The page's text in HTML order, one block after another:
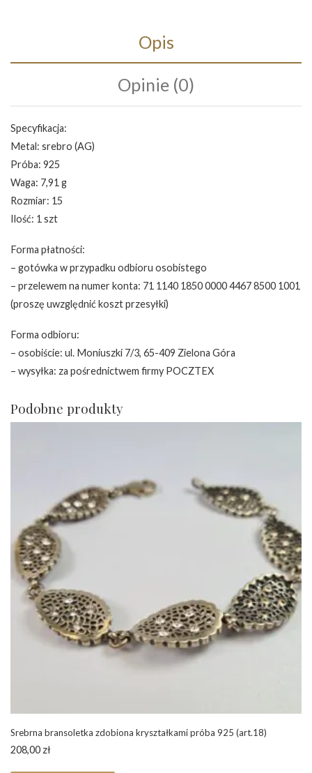
Opis
Opinie (0)
Specyfikacja:
Metal: srebro (AG)
Próba: 925
Waga: 7,91 g
Rozmiar: 15
Ilość: 1 szt
Forma płatności:
– gotówka w przypadku odbioru osobistego
– przelewem na numer konta: 71 1140 1850 0000 4467 8500 1001
(proszę uwzględnić koszt przesyłki)
Forma odbioru:
– osobiście: ul. Moniuszki 7/3, 65-409 Zielona Góra
– wysyłka: za pośrednictwem firmy POCZTEX
Podobne produkty
Srebrna bransoletka zdobiona kryształkami próba 925 (art.18)
208,00zł